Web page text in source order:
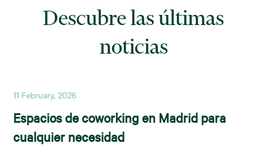
Descubre las últimas
noticias
11 February, 2026
Espacios de coworking en Madrid para
cualquier necesidad